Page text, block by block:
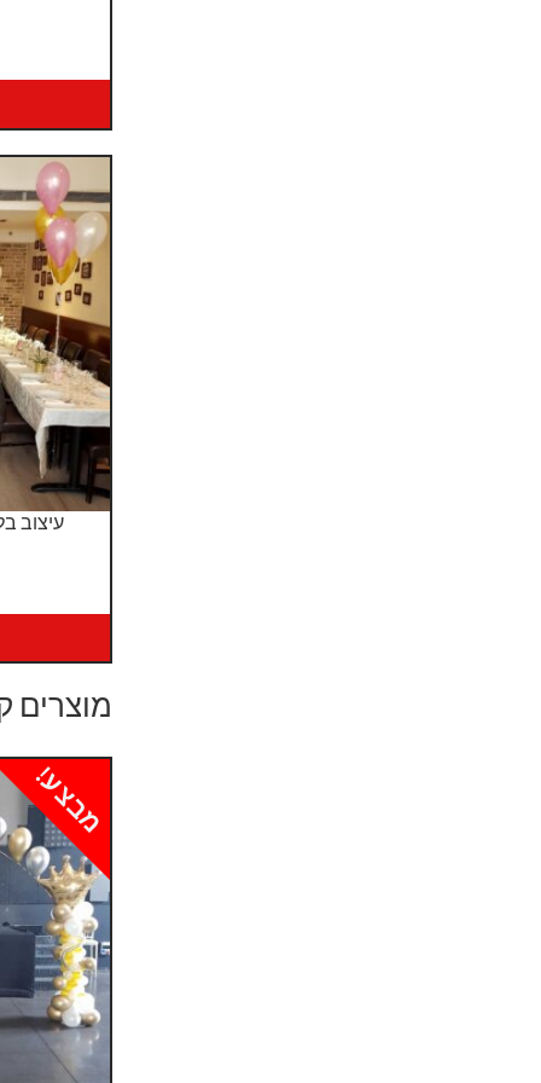
עיצוב
מוצרים
מבצע!